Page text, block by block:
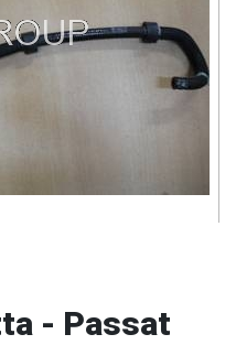
- Passat